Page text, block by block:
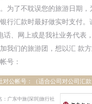
为了不耽误您的旅游日期
行汇款时最好做实时支付。
话、网上或是我社业务代表
我们的旅游团，想以汇 款
号：
公帐号：（适合公司对公司汇款
广东中旅(深圳)旅行社